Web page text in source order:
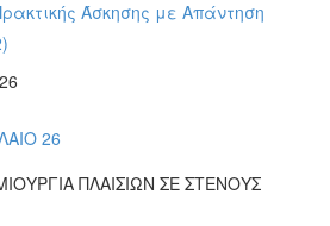
Άσκησης με Απάντηση
26
ΠΛΑΙΣΙΩΝ ΣΕ ΣΤΕΝΟΥΣ